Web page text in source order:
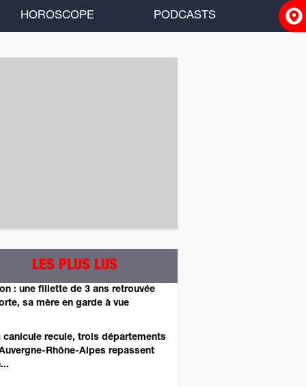
HOROSCOPE PODCASTS
LES PLUS LUS
: une fillette de 3 ans retrouvée
sa mère en garde à vue
canicule recule, trois départements
Rhône-Alpes repassent